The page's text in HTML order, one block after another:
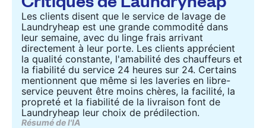
Les clients disent que le service de lavage de
Laundryheap est une grande commodité dans
leur semaine, avec du linge frais arrivant
directement à leur porte. Les clients apprécient
la qualité constante, l'amabilité des chauffeurs et
la fiabilité du service 24 heures sur 24. Certains
mentionnent que même si les laveries en libre-
service peuvent être moins chères, la facilité, la
propreté et la fiabilité de la livraison font de
Laundryheap leur choix de prédilection.
Résumé de l'IA